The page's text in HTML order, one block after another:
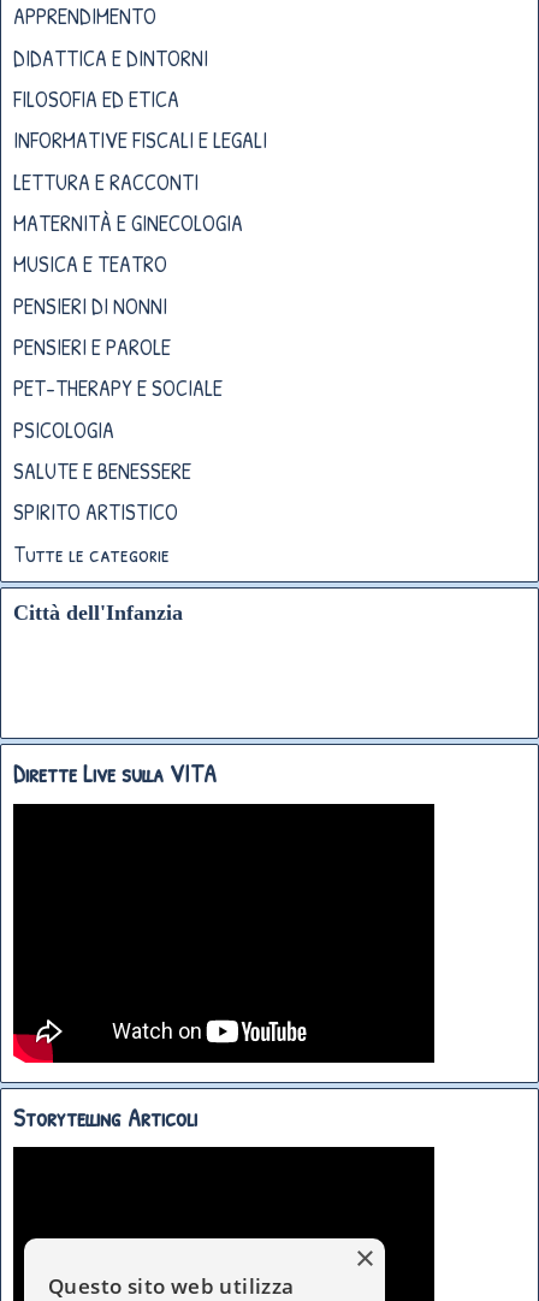
APPRENDIMENTO
DIDATTICA E DINTORNI
FILOSOFIA ED ETICA
INFORMATIVE FISCALI E LEGALI
LETTURA E RACCONTI
MATERNITÀ E GINECOLOGIA
MUSICA E TEATRO
PENSIERI DI NONNI
PENSIERI E PAROLE
PET-THERAPY E SOCIALE
PSICOLOGIA
SALUTE E BENESSERE
SPIRITO ARTISTICO
Tutte le categorie
Città dell'Infanzia
Dirette Live sulla VITA
Storytelling Articoli
×
Questo sito web utilizza